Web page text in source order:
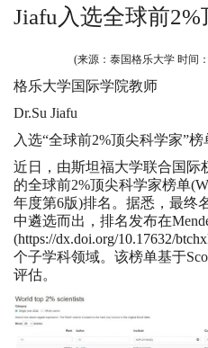
Jiafu入选全球前
(来源：泰国格乐大学 时间：
格乐大学国际学院教师
Dr.Su Jiafu
入选“全球前2%顶尖科学家”榜
近日，由斯坦福大学联合国际
的全球前2%顶尖科学家榜单
年度第6版)排名。据悉，最终
中遴选而出，排名发布在
(https://dx.doi.org/10.17632/
个子学科领域。该榜单基于
评估。